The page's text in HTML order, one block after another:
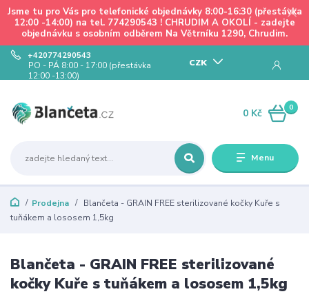
Jsme tu pro Vás pro telefonické objednávky 8:00-16:30 (přestávka
12:00 -14:00) na tel. 774290543 ! CHRUDIM A OKOLÍ - zadejte
objednávku s osobním odběrem Na Větrníku 1290, Chrudim.
Menu
CZK
+420774290543
PO - PÁ 8:00 - 17:00 (přestávka
12:00 -13:00)
0
0 Kč
Prodejna
Blančeta - GRAIN FREE sterilizované kočky Kuře s
tuňákem a lososem 1,5kg
Blančeta - GRAIN FREE sterilizované
kočky Kuře s tuňákem a lososem 1,5kg